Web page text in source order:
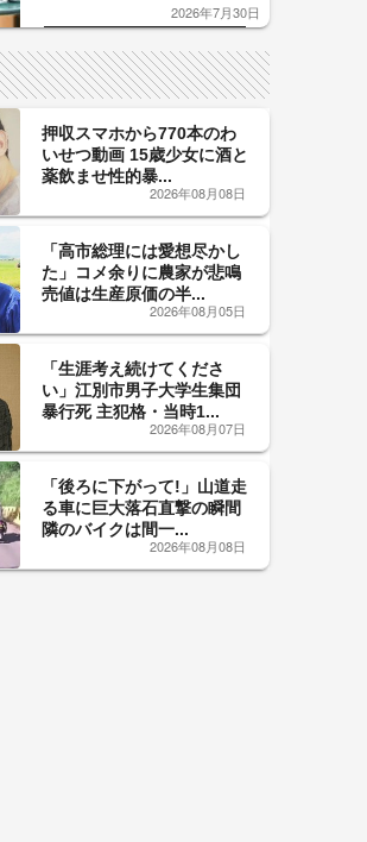
した「辛口カーブ」が飲み頃の
2026年7月30日
押収スマホから770本のわ
いせつ動画 15歳少女に酒と
薬飲ませ性的暴...
2026年08月08日
「高市総理には愛想尽かし
た」コメ余りに農家が悲鳴
売値は生産原価の半...
2026年08月05日
「生涯考え続けてくださ
い」江別市男子大学生集団
暴行死 主犯格・当時1...
2026年08月07日
「後ろに下がって!」山道走
る車に巨大落石直撃の瞬間
隣のバイクは間一...
2026年08月08日